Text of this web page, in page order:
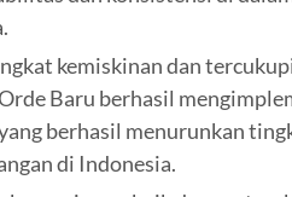
kemiskinan dan
Baru berhasil
berhasil menurunkan
di Indonesia.